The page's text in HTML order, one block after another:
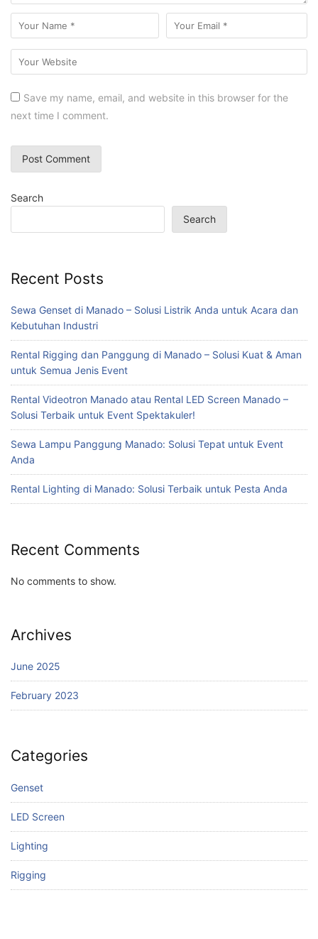
Save my name, email, and website in this browser for the
next time I comment.
Search
Search
Recent Posts
Sewa Genset di Manado – Solusi Listrik Anda untuk Acara dan
Kebutuhan Industri
Rental Rigging dan Panggung di Manado – Solusi Kuat & Aman
untuk Semua Jenis Event
Rental Videotron Manado atau Rental LED Screen Manado –
Solusi Terbaik untuk Event Spektakuler!
Sewa Lampu Panggung Manado: Solusi Tepat untuk Event
Anda
Rental Lighting di Manado: Solusi Terbaik untuk Pesta Anda
Recent Comments
No comments to show.
Archives
June 2025
February 2023
Categories
Genset
LED Screen
Lighting
Rigging